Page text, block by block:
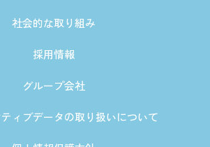
社会的な取り組み
採用情報
グループ会社
ィブデータの取り扱いについて